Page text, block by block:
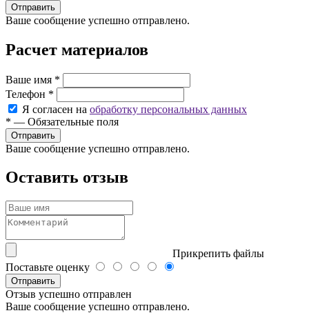
Ваше сообщение успешно отправлено.
Расчет материалов
Ваше имя *
Телефон *
Я согласен на обработку персональных данных
* — Обязательные поля
Ваше сообщение успешно отправлено.
Оставить отзыв
Прикрепить файлы
Поставьте оценку
Отправить
Отзыв успешно отправлен
Ваше сообщение успешно отправлено.